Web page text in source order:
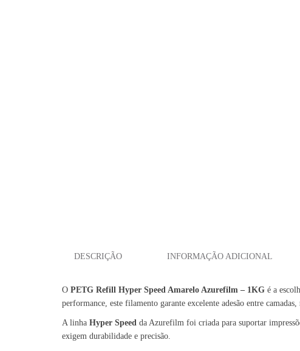
DESCRIÇÃO INFORMAÇÃO ADICIONAL
O PETG Refill Hyper Speed Amarelo Azurefilm – 1KG é a
performance, este filamento garante excelente adesão entre
A linha Hyper Speed da Azurefilm foi criada para suportar
exigem durabilidade e precisão.